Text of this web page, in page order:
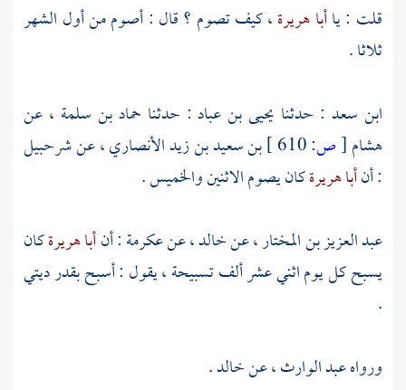
قلت : ياأبا هريرة، كيف تصوم ؟ قال : أصوم من أول الشهر
ثلاثا .
ابن سعد : حدثنا يحيى بن عباد : حدثنا حماد بن سلمة ، عن
هشام[ص: بن سعيد بن زيد الأنصاري، عنشرحبيل
: أنأبا هريرةكان يصوم الاثنين والخميس .
عبد العزيز بن المختار، عنخالد، عنعكرمة: أنأبا هريرةكان
يسبح كل يوم اثني عشر ألف تسبيحة ، يقول : أسبح بقدر ديتي
.
ورواهعبد الوارث، عنخالد.